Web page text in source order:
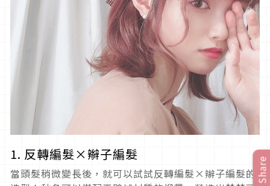
1. 反轉編髮×辮子編髮
當頭髮稍微變長後，就可以試試反轉編髮×辮子編髮的 Share